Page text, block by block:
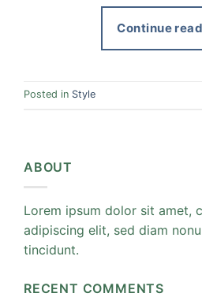
Continue
Posted in Style
ABOUT
Lorem ipsum dolor sit amet,
adipiscing elit, sed diam
tincidunt.
RECENT COMMENTS